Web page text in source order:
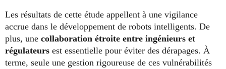
Les résultats de cette étude appellent à une vigilance
accrue dans le développement de robots intelligents. De
plus, une collaboration étroite entre ingénieurs et
régulateurs est essentielle pour éviter des dérapages. À
terme, seule une gestion rigoureuse de ces vulnérabilités